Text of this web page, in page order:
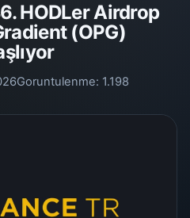
HODLer Airdrop
(OPG)
Goruntulenme: 1.198